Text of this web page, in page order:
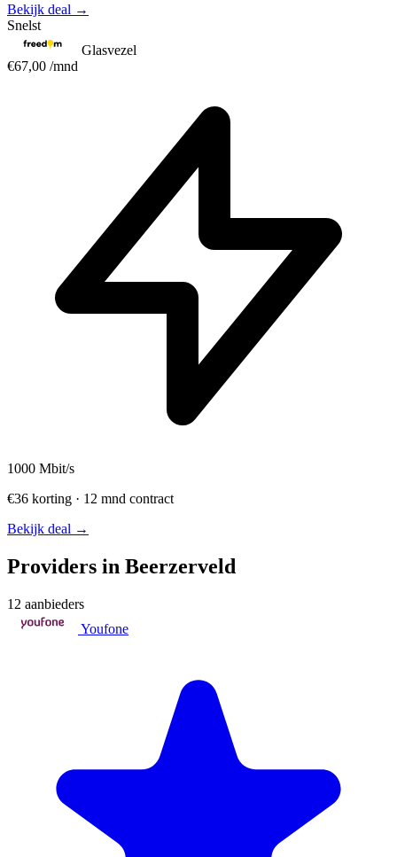
Bekijk deal →
Snelst
Glasvezel
€67,00 /mnd
1000 Mbit/s
€36 korting · 12 mnd contract
Bekijk deal →
Providers in Beerzerveld
12 aanbieders
Youfone